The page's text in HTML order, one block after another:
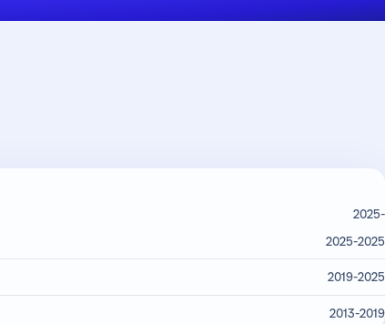
2025-
2025-2025
2019-2025
2013-2019